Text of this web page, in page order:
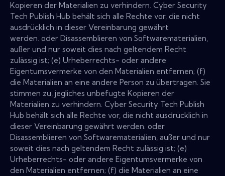
Kopieren der Materialien zu verhindern. Cyber Security
Tech Publish Hub behält sich alle Rechte vor, die nicht
ausdrücklich in dieser Vereinbarung gewährt
werden. oder Disassemblieren von Softwarematerialien,
außer und nur soweit dies nach geltendem Recht
zulässig ist; (e) Urheberrechts- oder andere
Eigentumsvermerke von den Materialien entfernen; (f)
die Materialien an eine andere Person zu übertragen. Sie
stimmen zu, jegliches unbefugte Kopieren der
Materialien zu verhindern. Cyber Security Tech Publish
Hub behält sich alle Rechte vor, die nicht ausdrücklich in
dieser Vereinbarung gewährt werden. oder
Disassemblieren von Softwarematerialien, außer und nur
soweit dies nach geltendem Recht zulässig ist; (e)
Urheberrechts- oder andere Eigentumsvermerke von
den Materialien entfernen; (f) die Materialien an eine